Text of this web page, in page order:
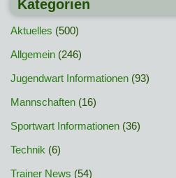
Kategorien
Aktuelles (500)
Allgemein (246)
Jugendwart Informationen (93)
Mannschaften (16)
Sportwart Informationen (36)
Technik (6)
Trainer News (54)